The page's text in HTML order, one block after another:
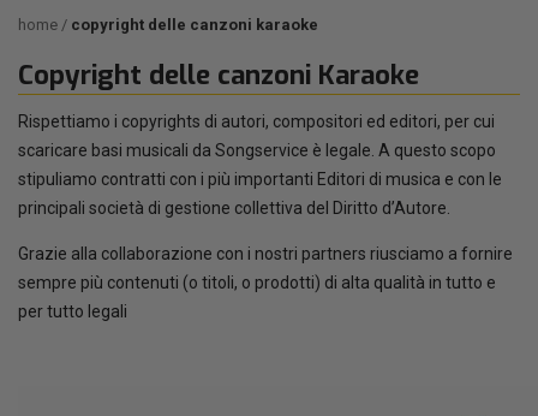
home copyright delle canzoni karaoke
Copyright delle canzoni Karaoke
Rispettiamo i copyrights di autori, compositori ed editori, per cui
scaricare basi musicali da Songservice è legale. A questo scopo
stipuliamo contratti con i più importanti Editori di musica e con le
principali società di gestione collettiva del Diritto d’Autore.
Grazie alla collaborazione con i nostri partners riusciamo a fornire
sempre più contenuti (o titoli, o prodotti) di alta qualità in tutto e
per tutto legali